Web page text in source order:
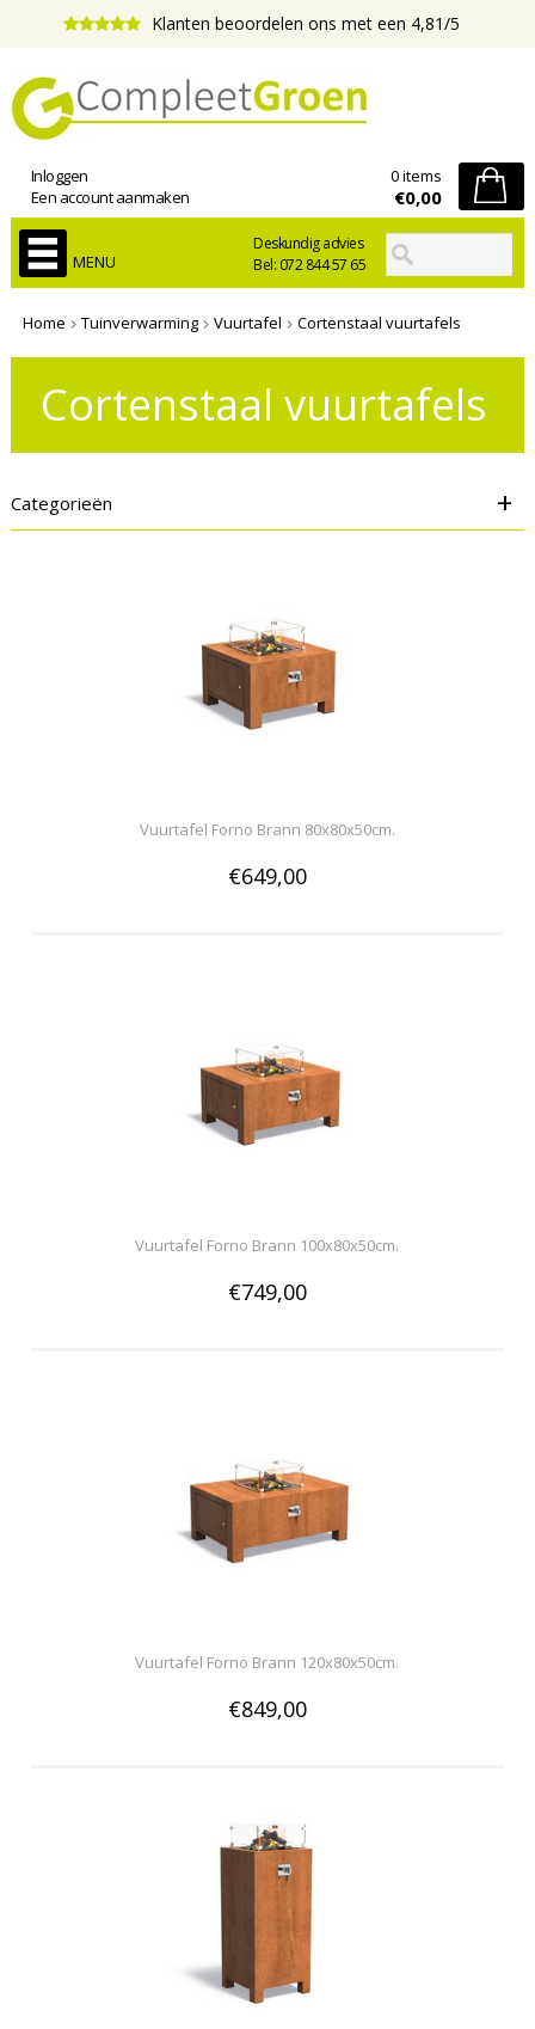
Klanten beoordelen ons met een 4,81/5
Deskundig advies
Bel: 072 844 57 65
Inloggen
Een account aanmaken
0 items
€0,00
MENU
Home Tuinverwarming Vuurtafel Cortenstaal vuurtafels
Cortenstaal vuurtafels
Categorieën +
Vuurtafel Forno Brann 80x80x50cm.
€649,00
Vuurtafel Forno Brann 100x80x50cm.
€749,00
Vuurtafel Forno Brann 120x80x50cm.
€849,00